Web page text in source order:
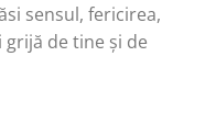
sensul, fericirea,
de tine și de